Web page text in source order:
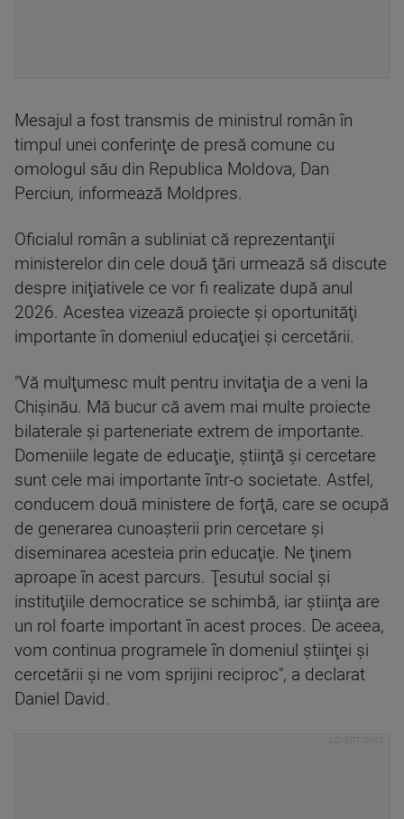
Mesajul a fost transmis de ministrul român în
timpul unei conferinţe de presă comune cu
omologul său din Republica Moldova, Dan
Perciun, informează Moldpres.
Oficialul român a subliniat că reprezentanţii
ministerelor din cele două ţări urmează să discute
despre iniţiativele ce vor fi realizate după anul
2026. Acestea vizează proiecte şi oportunităţi
importante în domeniul educaţiei şi cercetării.
"Vă mulţumesc mult pentru invitaţia de a veni la
Chişinău. Mă bucur că avem mai multe proiecte
bilaterale şi parteneriate extrem de importante.
Domeniile legate de educaţie, ştiinţă şi cercetare
sunt cele mai importante într-o societate. Astfel,
conducem două ministere de forţă, care se ocupă
de generarea cunoaşterii prin cercetare şi
diseminarea acesteia prin educaţie. Ne ţinem
aproape în acest parcurs. Ţesutul social şi
instituţiile democratice se schimbă, iar ştiinţa are
un rol foarte important în acest proces. De aceea,
vom continua programele în domeniul ştiinţei şi
cercetării şi ne vom sprijini reciproc", a declarat
Daniel David.